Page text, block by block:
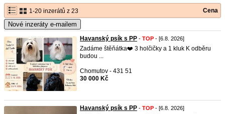
1-20 inzerátů z 23 Cena
Nové inzeráty e-mailem
Havanský psík s PP - TOP - [6.8. 2026]
Zadáme štěňátka❤️ 3 holčičky a 1 kluk K odběru
budou ...
Chomutov - 431 51
30 000 Kč
Havanský psík s PP - TOP - [6.8. 2026]